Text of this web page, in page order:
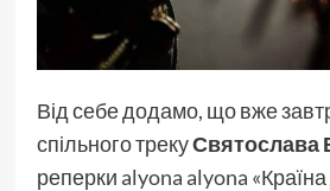
Від себе додамо, що вже
спільного трекуСвятослава
реперки alyona alyona «Країна